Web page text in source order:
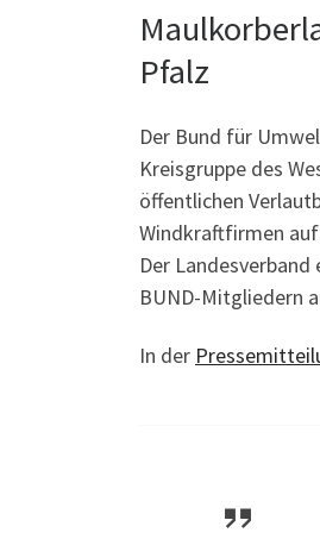
Pfalz
Der Bund für
Kreisgruppe des
öffentlichen
Windkraftfirmen
Der
BUND-Mitgliedern
In der